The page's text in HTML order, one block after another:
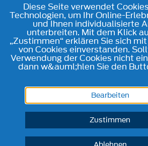
Diese Seite verwendet
Technologien, um Ihr Online-
und Ihnen individualisierte
unterbreiten. Mit dem Klick
„Zustimmen“ erklären Sie sich
von Cookies einverstanden.
Verwendung der Cookies nicht
dann w&auml;hlen Sie den
Bearbeiten
Zustimmen